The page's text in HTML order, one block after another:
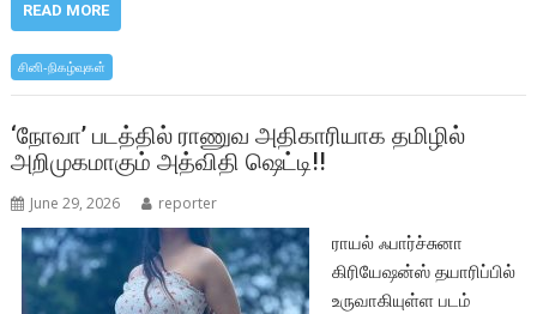
e
b
o
o
k
itt
er
A
p
p
READ MORE
சினி-நிகழ்வுகள்
‘நோவா’ படத்தில் ராணுவ அதிகாரியாக தமிழில்
அறிமுகமாகும் அத்விதி ஷெட்டி!!
June 29, 2026 reporter
ராயல் ஃபார்ச்சுனா
கிரியேஷன்ஸ் தயாரிப்பில்
உருவாகியுள்ள படம்